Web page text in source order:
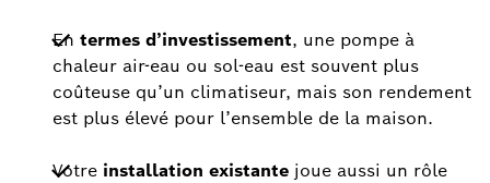
En termes d’investissement, une pompe à
chaleur air-eau ou sol-eau est souvent plus
coûteuse qu’un climatiseur, mais son rendement
est plus élevé pour l’ensemble de la maison.
Votre installation existante joue aussi un rôle